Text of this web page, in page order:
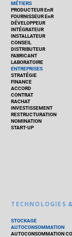
MÉTIERS
PRODUCTEUR EnR
FOURNISSEUR EnR
DÉVELOPPEUR
INTÉGRATEUR
INSTALLATEUR
CONSEIL
DISTRIBUTEUR
FABRICANT
LABORATOIRE
ENTREPRISES
STRATÉGIE
FINANCE
ACCORD
CONTRAT
RACHAT
INVESTISSEMENT
RESTRUCTURATION
NOMINATION
START-UP
TECHNOLOGIES
STOCKAGE
AUTOCONSOMMATION
AUTOCONSOMMATION